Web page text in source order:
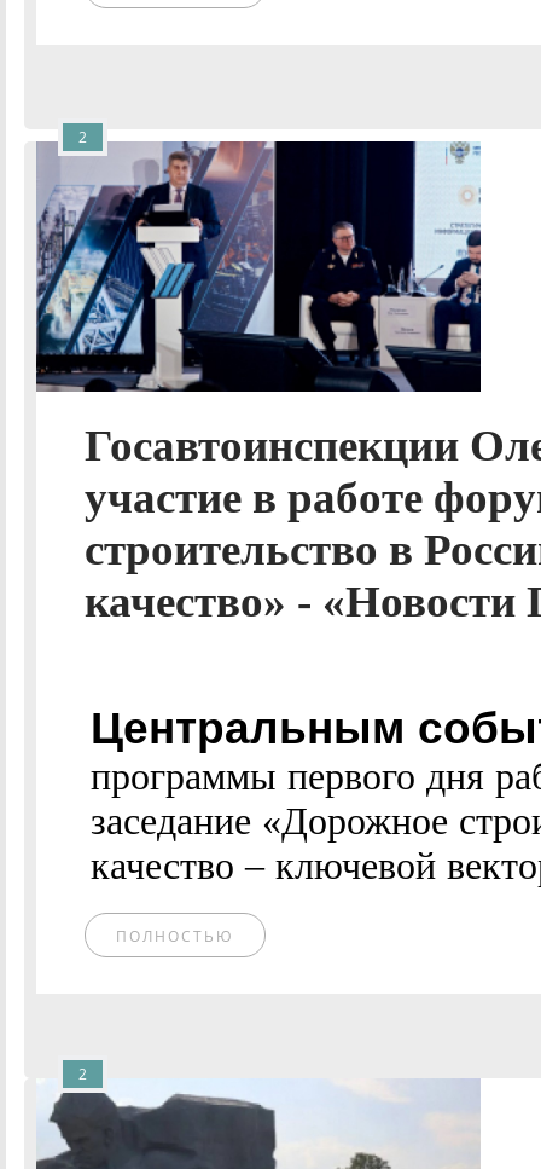
Госавтоинспекции
участие в работе
строительство в
качество» -
Центральным
программы первого дня
заседание «Дорожное
качество – ключевой
ПОЛНОСТЬЮ
2
2